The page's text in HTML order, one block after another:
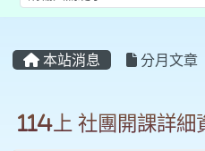
本站消息 分月文章
114上 社團開課詳細